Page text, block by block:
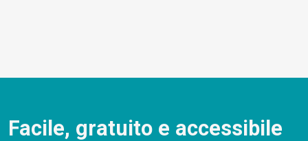
Facile, gratuito e accessibile